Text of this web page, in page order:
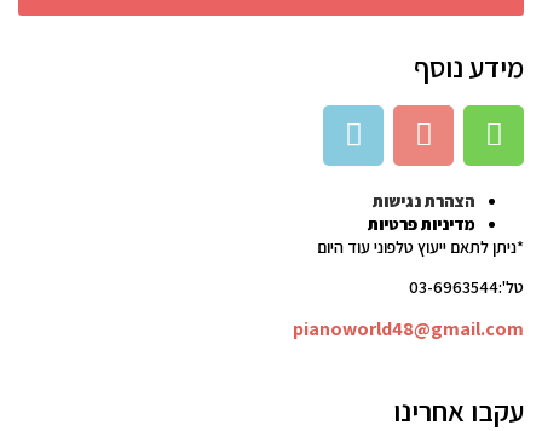
מידע נוסף
הצהרת נגישות
מדיניות פרטיות
*ניתן לתאם ייעוץ טלפוני עוד היום
טל':03-6963544
pianoworld48@gmail.com
עקבו אחרינו